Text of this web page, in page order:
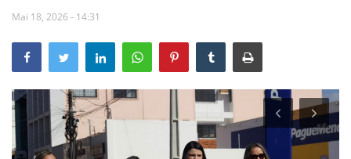
Floriano
Secretarias e Órgãos
Mural de Licitações
Notícias
Mai 18, 2026 - 14:31